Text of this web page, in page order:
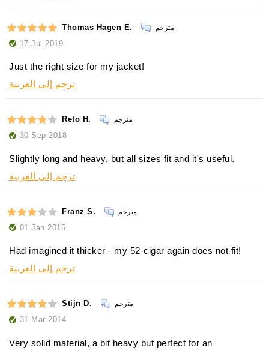
Thomas Hagen E. مترجم
17 Jul 2019
Just the right size for my jacket!
ترجم إلى العربية
Reto H. مترجم
30 Sep 2018
Slightly long and heavy, but all sizes fit and it's useful.
ترجم إلى العربية
Franz S. مترجم
01 Jan 2015
Had imagined it thicker - my 52-cigar again does not fit!
ترجم إلى العربية
Stijn D. مترجم
31 Mar 2014
Very solid material, a bit heavy but perfect for an